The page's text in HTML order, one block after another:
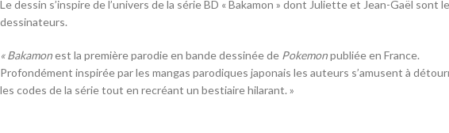
Le dessin s’inspire de l’univers de la série BD « Bakamon » dont Juliette et Jean-Gaël sont
dessinateurs.
« Bakamonest la première parodie en bande dessinée de Pokemonpubliée en France.
Profondément inspirée par les mangas parodiques japonais les auteurs s’amusent à
les codes de la série tout en recréant un bestiaire hilarant. »